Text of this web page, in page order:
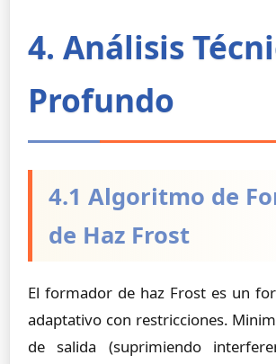
4. Análisis
Profundo
4.1 Algoritmo de
de Haz Frost
El formador de haz Frost es un
adaptativo con restricciones.
de salida (suprimiendo